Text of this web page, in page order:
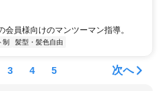
員様向けのマンツーマン指導。
制 髪型・髪色自由
3 4 5 次へ